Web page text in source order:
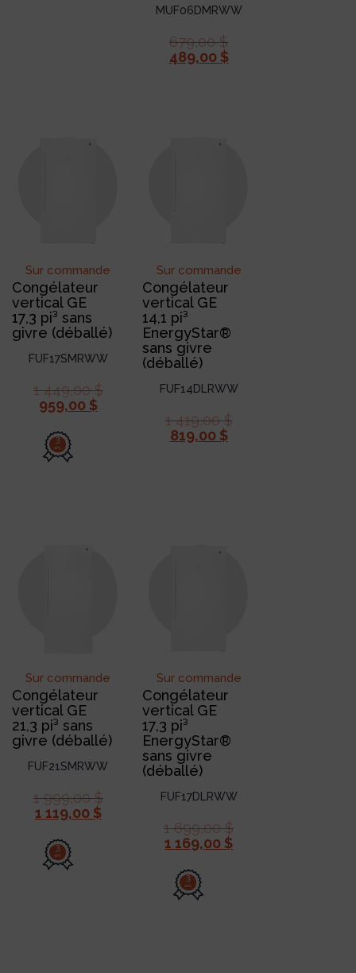
MUF06DMRWW
679,00$
489,00 $
Sur commande
Congélateur
vertical GE
17,3 pi³ sans
givre (déballé)
FUF17SMRWW
1 449,00$
959,00 $
3
ans
Sur commande
Congélateur
vertical GE
14,1 pi³
EnergyStar®
sans givre
(déballé)
FUF14DLRWW
1 419,00$
819,00 $
Sur commande
Congélateur
vertical GE
21,3 pi³ sans
givre (déballé)
FUF21SMRWW
1 999,00$
1 119,00 $
3
ans
Sur commande
Congélateur
vertical GE
17,3 pi³
EnergyStar®
sans givre
(déballé)
FUF17DLRWW
1 699,00$
1 169,00 $
3
ans